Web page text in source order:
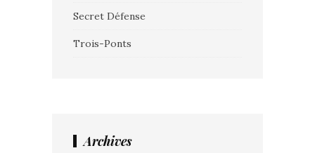
Secret Défense
Trois-Ponts
Archives